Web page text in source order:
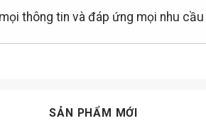
thông tin và đáp ứng mọi nhu cầu
SẢN PHẨM MỚI